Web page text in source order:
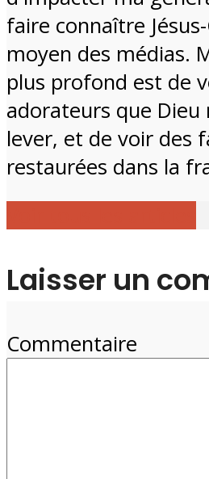
faire connaître
moyen des médias.
plus profond est de
adorateurs que Dieu
lever, et de voir des
restaurées dans la
Laisser un
Commentaire